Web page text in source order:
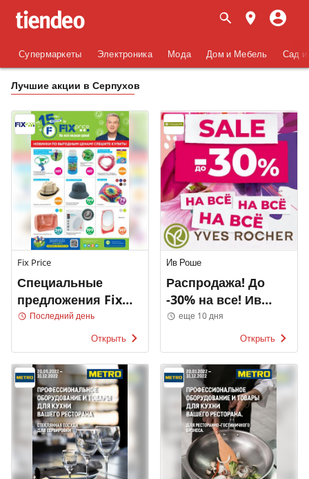
Супермаркеты Электроника Мода Дом и Мебель Сад и
Лучшие акции в Серпухов
Fix Price
Специальные
предложения Fix
Price
Последний день
Открыть
Ив Роше
Распродажа! До
-30% на все! Ив
Роше
еще 10 дня
Открыть